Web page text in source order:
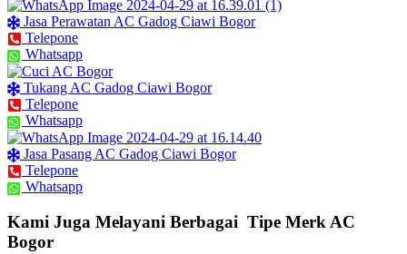
Jasa Perawatan AC Gadog Ciawi Bogor
Telepone
Whatsapp
Tukang AC Gadog Ciawi Bogor
Telepone
Whatsapp
Jasa Pasang AC Gadog Ciawi Bogor
Telepone
Whatsapp
Kami Juga Melayani Berbagai Tipe Merk AC
Bogor